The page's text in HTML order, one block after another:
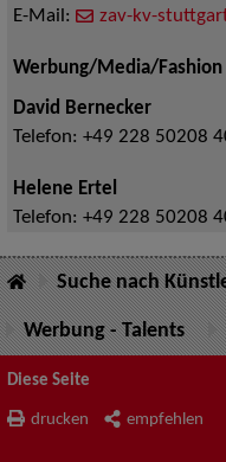
E-Mail:
zav-kv-
Werbung/Media/Fashion
David Bernecker
Telefon: +49 228 50208
Helene Ertel
Telefon: +49 228 50208
Suche nach
Werbung - Talents
Diese Seite
drucken empfehlen